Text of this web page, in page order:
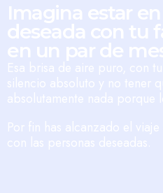
Imagina estar
deseada con tu
en un par de
Esa brisa de aire puro, con
silencio absoluto y no tener
absolutamente nada porque
Por fin has alcanzado el
con las personas deseadas.